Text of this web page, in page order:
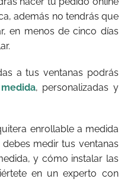
además no tendrás que
en menos de cinco días
a tus ventanas podrás
, personalizadas y
enrollable a medida
medir tus ventanas
y cómo instalar las
en un experto con